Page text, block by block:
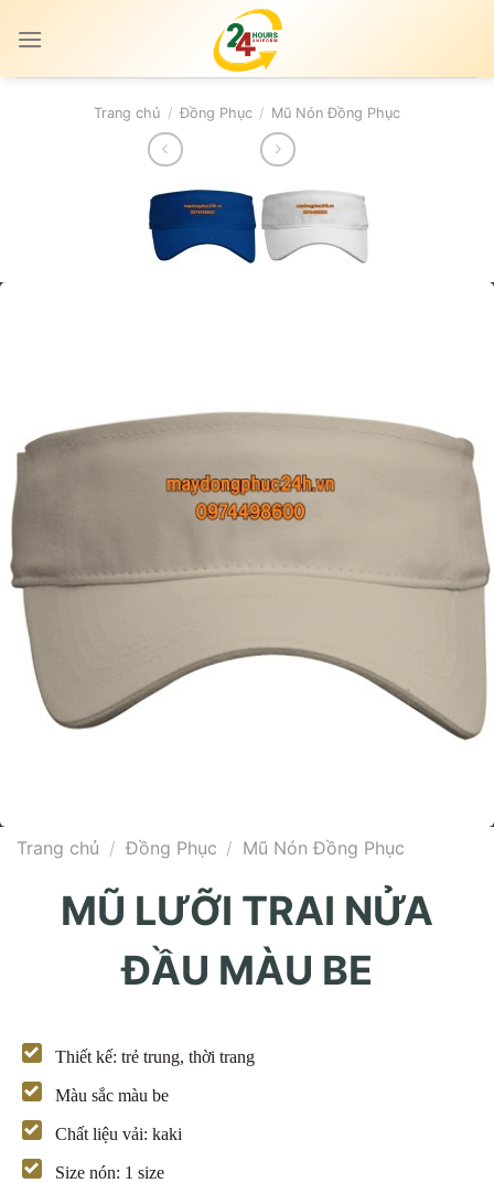
Trang chủ / Đồng Phục / Mũ Nón Đồng Phục
Trang chủ / Đồng Phục / Mũ Nón Đồng Phục
MŨ LƯỠI TRAI NỬA
ĐẦU MÀU BE
Thiết kế: trẻ trung, thời trang
Màu sắc màu be
Chất liệu vải: kaki
Size nón: 1 size